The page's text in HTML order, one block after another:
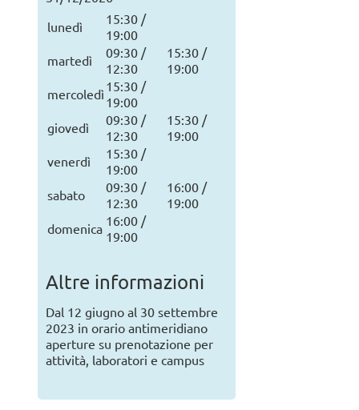
lunedì
15:30 /
19:00
martedì
09:30 /
12:30
15:30 /
19:00
mercoledì 15:30 /
19:00
giovedì
09:30 /
12:30
15:30 /
19:00
venerdì
15:30 /
19:00
sabato
09:30 /
12:30
16:00 /
19:00
domenica 16:00 /
19:00
Altre informazioni
Dal 12 giugno al 30 settembre
2023 in orario antimeridiano
aperture su prenotazione per
attività, laboratori e campus